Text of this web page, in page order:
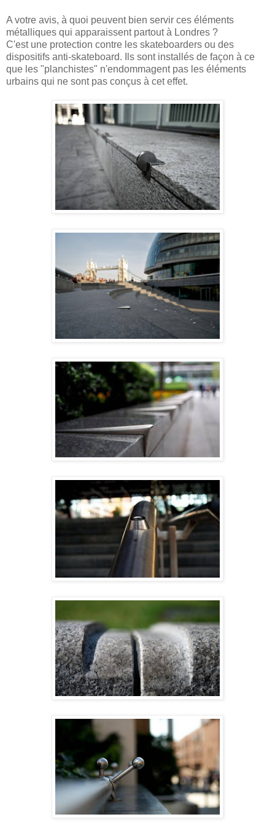
A votre avis, à quoi peuvent bien servir ces éléments
métalliques qui apparaissent partout à Londres ?
C'est une protection contre les skateboarders ou des
dispositifs anti-skateboard. Ils sont installés de façon à ce
que les "planchistes" n'endommagent pas les éléments
urbains qui ne sont pas conçus à cet effet.